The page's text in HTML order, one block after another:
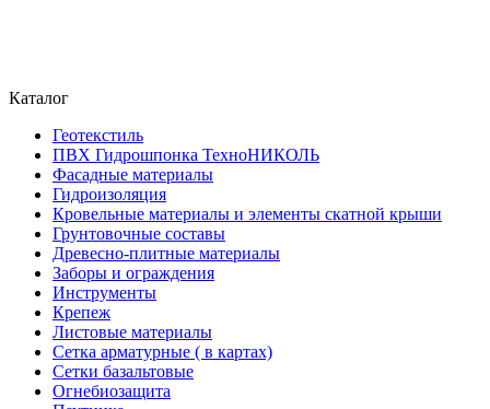
Каталог
Геотекстиль
ПВХ Гидрошпонка ТехноНИКОЛЬ
Фасадные материалы
Гидроизоляция
Кровельные материалы и элементы скатной крыши
Грунтовочные составы
Древесно-плитные материалы
Заборы и ограждения
Инструменты
Крепеж
Листовые материалы
Сетка арматурные ( в картах)
Сетки базальтовые
Огнебиозащита